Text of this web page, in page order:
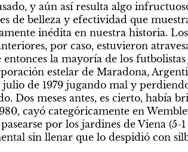
y aún así resulta algo
de belleza y efectividad que
inédita en nuestra historia.
por caso, estuvieron
la mayoría de los
estelar de Maradona,
de 1979 jugando mal y
Dos meses antes, es cierto, había
cayó categóricamente en
por los jardines de Viena (5-
sin llenar que lo despidió con